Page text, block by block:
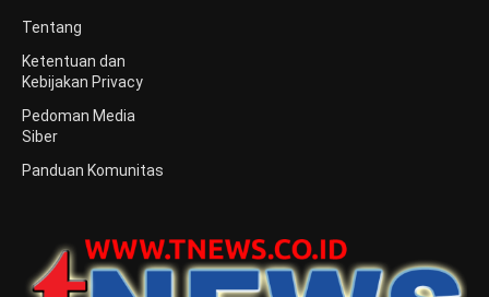
Tentang
Ketentuan dan
Kebijakan Privacy
Pedoman Media
Siber
Panduan Komunitas